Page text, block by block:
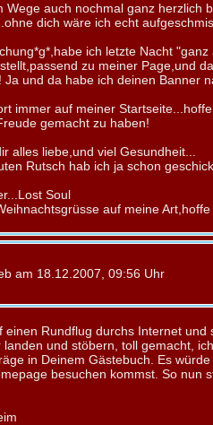
Wege auch nochmal ganz herzlich
dich wäre ich echt
ich letzte Nacht "ganz
zu meiner Page,und
Ja und da habe ich deinen Banner
immer auf meiner Startseite...hoffe
gemacht zu haben!
alles liebe,und viel Gesundheit...
Rutsch hab ich ja schon
Soul
auf meine Art,hoffe
am 18.12.2007, 09:56 Uhr
einen Rundflug durchs Internet und
und stöbern, toll gemacht,
in Deinem Gästebuch. Es
besuchen kommst. So nun